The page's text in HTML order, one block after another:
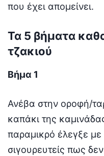
που έχει απομείνει.
Τα 5 βήματα
τζακιού
Βήμα 1
Ανέβα στην οροφή/
καπάκι της
παραμικρό έλεγξε
σιγουρευτείς πως